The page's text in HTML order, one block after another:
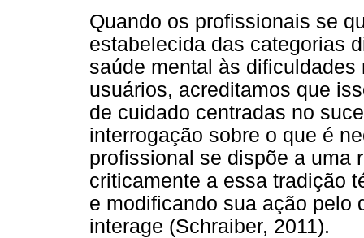
Quando os profissionais se
estabelecida das categorias
saúde mental às
usuários, acreditamos que
de cuidado centradas no
interrogação sobre o que é
profissional se dispõe a uma
criticamente a essa tradição
e modificando sua ação pelo
interage (Schraiber, 2011).